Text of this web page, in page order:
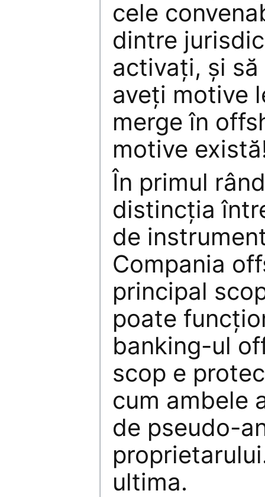
cele
dintre
activați, și
aveți motive
merge în
motive
În primul
distincția
de
Compania
principal
poate
banking-ul
scop e
cum ambele
de pseudo-
ultima.